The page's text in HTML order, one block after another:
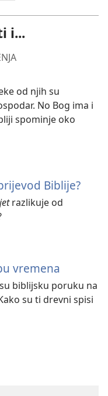
i...
od njih su
No Bog ima i
spominje oko
Biblije?
razlikuje od
vremena
biblijsku poruku na
su ti drevni spisi